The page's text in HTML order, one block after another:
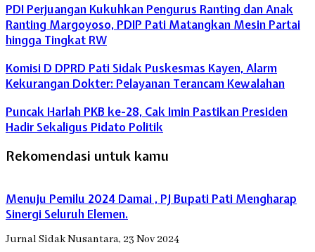
PDI Perjuangan Kukuhkan Pengurus Ranting dan Anak
Ranting Margoyoso, PDIP Pati Matangkan Mesin Partai
hingga Tingkat RW
Komisi D DPRD Pati Sidak Puskesmas Kayen, Alarm
Kekurangan Dokter: Pelayanan Terancam Kewalahan
Puncak Harlah PKB ke-28, Cak Imin Pastikan Presiden
Hadir Sekaligus Pidato Politik
Rekomendasi untuk kamu
Menuju Pemilu 2024 Damai , PJ Bupati Pati Mengharap
Sinergi Seluruh Elemen.
Jurnal Sidak Nusantara, 23 Nov 2024